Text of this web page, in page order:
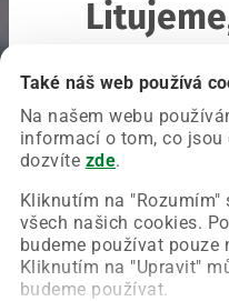
Také náš web používá
Na našem webu
informací o tom, co jsou
dozvíte zde.
Kliknutím na
všech našich cookies.
budeme používat pouze
Kliknutím na "Upravit"
budeme používat.
Chyba nastala na
Zkuste prosím znovu
Obnovit stránku